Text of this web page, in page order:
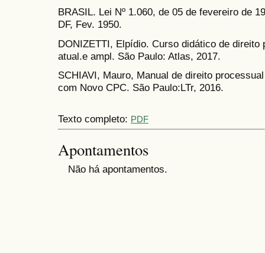
BRASIL. Lei Nº 1.060, de 05 de fevereiro de
DF, Fev. 1950.
DONIZETTI, Elpídio. Curso didático de
atual.e ampl. São Paulo: Atlas, 2017.
SCHIAVI, Mauro, Manual de direito
com Novo CPC. São Paulo:LTr, 2016.
Texto completo: PDF
Apontamentos
Não há apontamentos.